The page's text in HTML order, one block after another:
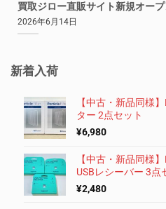
買取ジロー直販サイト新規オー
2026年6月14日
新着入荷
【中古・新品同様
ター 2点セット
¥6,980
【中古・新品同様
USBレシーバー 3点
¥2,480